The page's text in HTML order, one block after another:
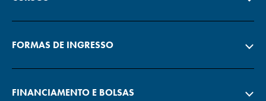
FORMAS DE INGRESSO
FINANCIAMENTO E BOLSAS